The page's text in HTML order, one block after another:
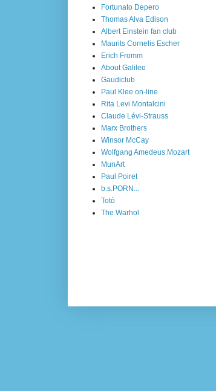
Fortunato Depero
Thomas Alva Edison
Albert Einstein fan club
Maurits Cornelis Escher
Erich Fromm
About Galileo
Gaudiclub
Paul Klee on-line
Rita Levi Montalcini
Claude Lévi-Strauss
Marx Brothers
Winsor McCay
Wolfgang Amedeus Mozart
MunArt
Paul Poiret
b.s.PORN...
Totò
The Warhol